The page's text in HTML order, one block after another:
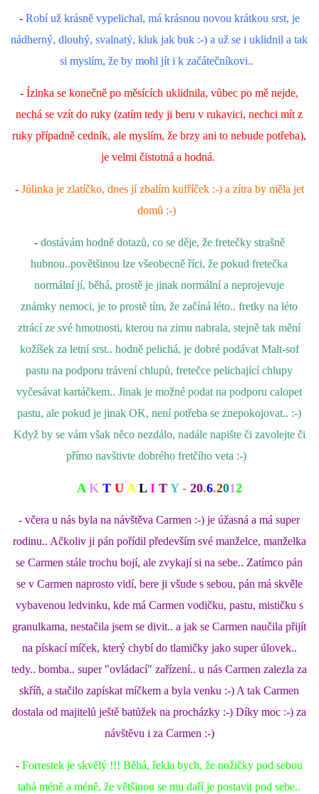
- Robí už krásně vypelichal, má krásnou novou krátkou srst, je
nádherný, dlouhý, svalnatý, kluk jak buk :-) a už se i uklidnil a tak
si myslím, že by mohl jít i k začátečníkovi..
- Ízinka se konečně po měsících uklidnila, vůbec po mě nejde,
nechá se vzít do ruky (zatím tedy ji beru v rukavici, nechci mít z
ruky případně cedník, ale myslím, že brzy ani to nebude potřeba),
je velmi čistotná a hodná.
- Jůlinka je zlatíčko, dnes jí zbalím kufříček :-) a zítra by měla jet
domů :-)
- dostávám hodně dotazů, co se děje, že fretečky strašně
hubnou..povětšinou lze všeobecně říci, že pokud fretečka
normální jí, běhá, prostě je jinak normální a neprojevuje
známky nemoci, je to prostě tím, že začíná léto.. fretky na léto
ztrácí ze své hmotnosti, kterou na zimu nabrala, stejně tak mění
kožíšek za letní srst.. hodně pelichá, je dobré podávat Malt-sof
pastu na podporu trávení chlupů, fretečce pelichající chlupy
vyčesávat kartáčkem.. Jinak je možné podat na podporu calopet
pastu, ale pokud je jinak OK, není potřeba se znepokojovat.. :-)
Když by se vám však něco nezdálo, nadále napište či zavolejte či
přímo navštivte dobrého fretčího veta :-)
AK T U A L I T Y- 20.6.2012
- včera u nás byla na návštěva Carmen :-) je úžasná a má super
rodinu.. Ačkoliv ji pán pořídil především své manželce, manželka
se Carmen stále trochu bojí, ale zvykají si na sebe.. Zatímco pán
se v Carmen naprosto vidí, bere ji všude s sebou, pán má skvěle
vybavenou ledvinku, kde má Carmen vodičku, pastu, mističku s
granulkama, nestačila jsem se divit.. a jak se Carmen naučila přijít
na pískací míček, který chybí do tlamičky jako super úlovek..
tedy.. bomba.. super "ovládací" zařízení.. u nás Carmen zalezla za
skříň, a stačilo zapískat míčkem a byla venku :-) A tak Carmen
dostala od majitelů ještě batůžek na procházky :-) Díky moc :-) za
návštěvu i za Carmen :-)
- Forrestek je skvělý !!! Běhá, řekla bych, že nožičky pod sebou
tahá méně a méně, že většinou se mu daří je postavit pod sebe..